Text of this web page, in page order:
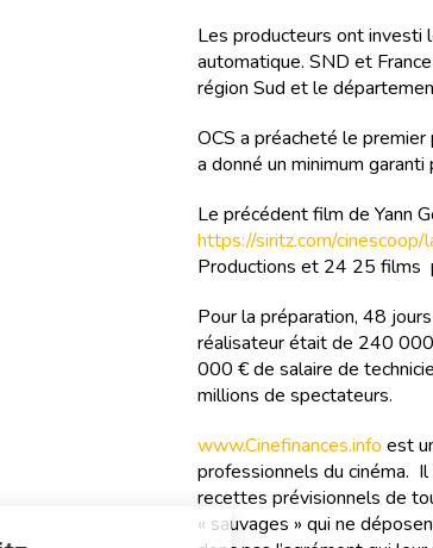
Les producteurs ont investi
automatique. SND et
région Sud et le
OCS a préacheté le
a donné un minimum
Le précédent film de Yann
https://siritz.com/
Productions et 24 25 films
Pour la préparation, 48
réalisateur était de 240
000 € de salaire de
millions de spectateurs.
www.Cinefinances.info est
professionnels du cinéma.
recettes prévisionnels de
« sauvages » qui ne